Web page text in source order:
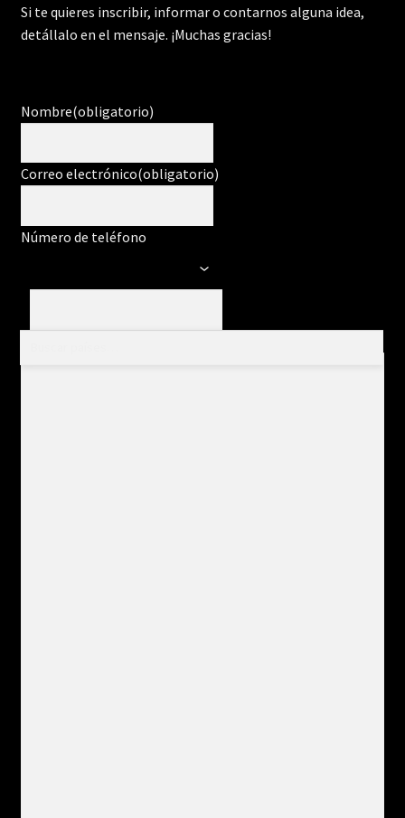
Si te quieres inscribir, informar o contarnos alguna idea,
detállalo en el mensaje. ¡Muchas gracias!
Nombre(obligatorio)
Correo electrónico(obligatorio)
Número de teléfono